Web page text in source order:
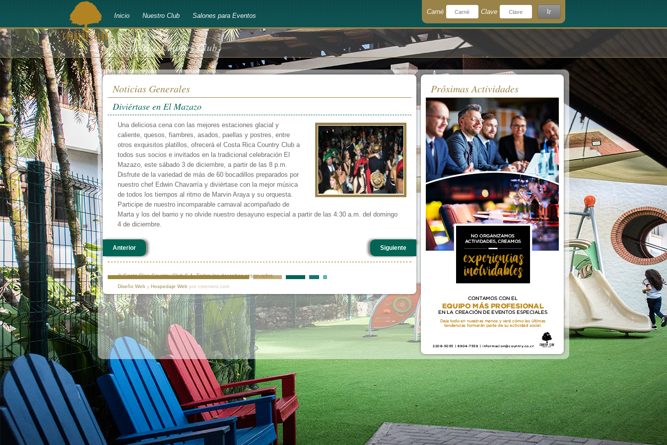
bienvenido a
Costa Rica Country Club
Inicio Nuestro Club Salones para Eventos
Carné Clave
Recuérdeme
Ir
¿Olvidó su clave?
Noticias Generales
Diviértase en El Mazazo
Una deliciosa cena con las mejores estaciones glacial y
caliente, quesos, fiambres, asados, paellas y postres, entre
otros exquisitos platillos, ofrecerá el Costa Rica Country Club a
todos sus socios e invitados en la tradicional celebración El
Mazazo, este sábado 3 de diciembre, a partir de las 8 p.m.
Disfrute de la variedad de más de 60 bocadillos preparados por
nuestro chef Edwin Chavarría y diviértase con la mejor música
de todos los tiempos al ritmo de Marvin Araya y su orquesta.
Participe de nuestro incomparable carnaval acompañado de
Marta y los del barrio y no olvide nuestro desayuno especial a partir de las 4:30 a.m. del domingo
4 de diciembre.
Anterior Siguiente
© Costa Rica Country Club S.A. Todos los derechos reservados.
Diseño Web y Hospedaje Web por crservers.com
Próximas Actividades